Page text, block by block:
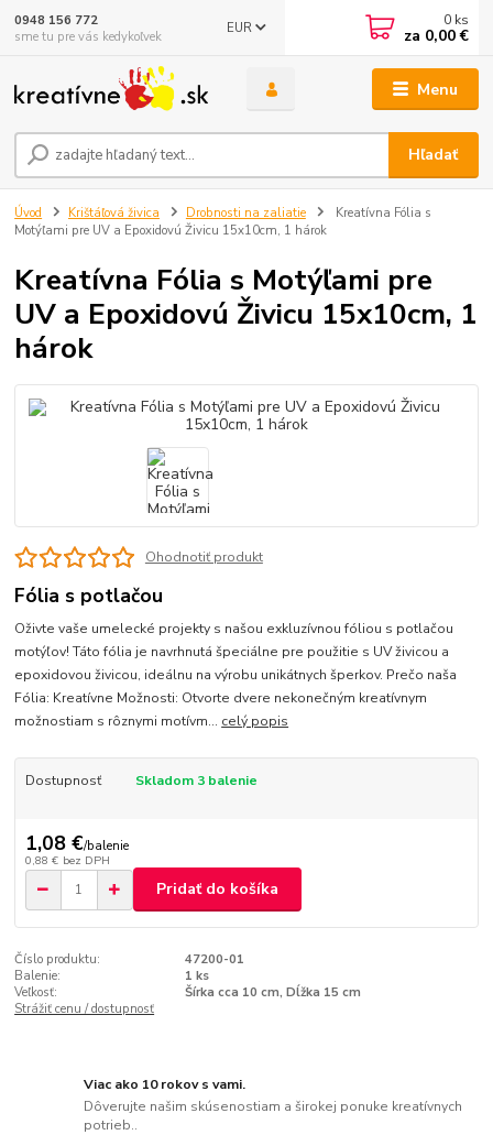
Menu
EUR
Hľadať
0948 156 772
sme tu pre vás kedykoľvek
0 ks
za 0,00 €
Úvod Krištáľová živica Drobnosti na zaliatie
Kreatívna Fólia s
Motýľami pre UV a Epoxidovú Živicu 15x10cm, 1 hárok
Kreatívna Fólia s Motýľami pre
UV a Epoxidovú Živicu 15x10cm, 1
hárok
Ohodnotiť produkt
Fólia s potlačou
Oživte vaše umelecké projekty s našou exkluzívnou fóliou s potlačou
motýľov! Táto fólia je navrhnutá špeciálne pre použitie s UV živicou a
epoxidovou živicou, ideálnu na výrobu unikátnych šperkov. Prečo naša
Fólia: Kreatívne Možnosti: Otvorte dvere nekonečným kreatívnym
možnostiam s rôznymi motívm... celý popis
Dostupnosť Skladom 3 balenie
1,08 €/balenie
0,88 € bez DPH
Pridať do košíka
Číslo produktu:
47200-01
Balenie:
1 ks
Veľkosť:
Šírka cca 10 cm, Dĺžka 15 cm
Strážiť cenu / dostupnosť
Viac ako 10 rokov s vami.
Dôverujte našim skúsenostiam a širokej ponuke kreatívnych
potrieb..